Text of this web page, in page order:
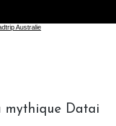
mythique Datai